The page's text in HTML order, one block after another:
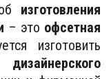
изготовления
– это офсетная
изготовить